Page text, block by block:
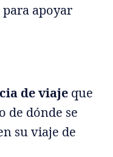
apoyar
de viaje que
de dónde se
su viaje de